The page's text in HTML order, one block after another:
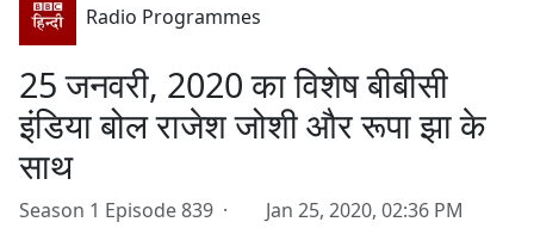
Radio Programmes
25 जनवरी, 2020 का विशेष बीबीसी
इंडिया बोल राजेश जोशी और रूपा झा के
साथ
Season 1 Episode 839 · Jan 25, 2020, 02:36 PM